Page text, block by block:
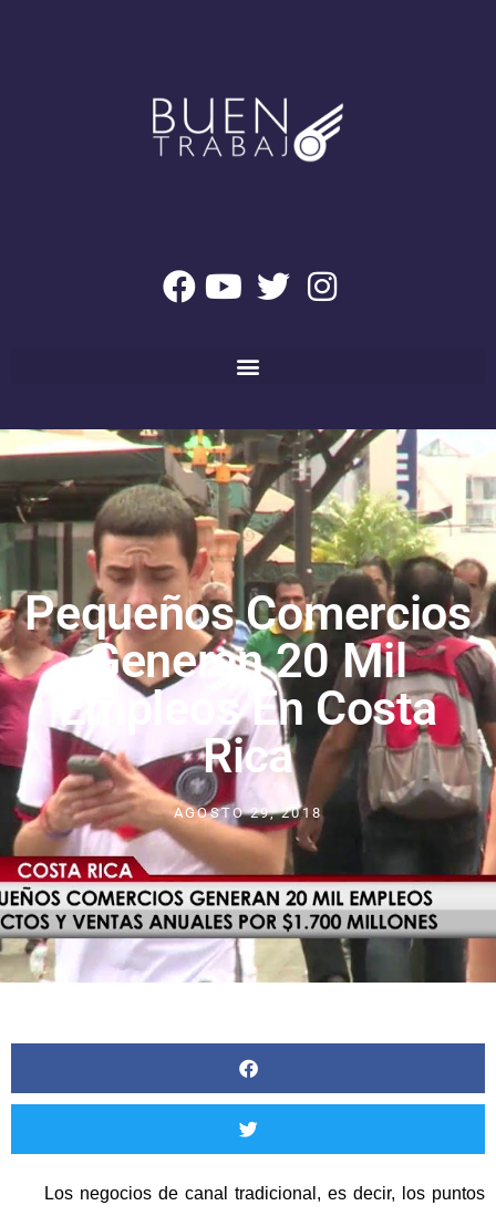
Pequeños Comercios
Generan 20 Mil
Empleos En Costa
Rica
AGOSTO 29, 2018
Los negocios de canal tradicional, es decir, los puntos